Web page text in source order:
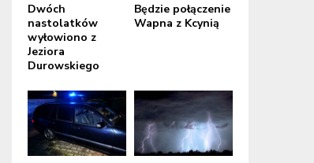
Dwóch
nastolatków
wyłowiono z
Jeziora
Durowskiego
Będzie połączenie
Wapna z Kcynią